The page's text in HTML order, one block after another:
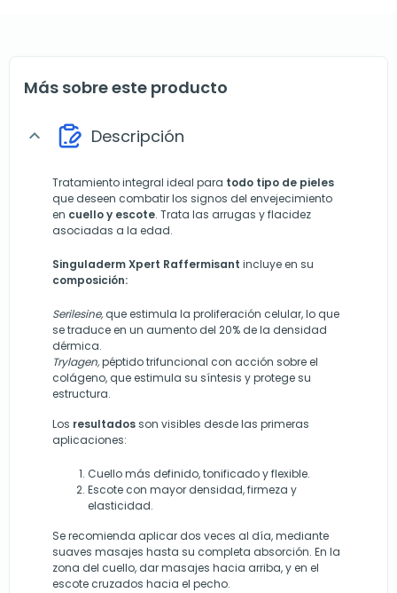
Más sobre este producto
expand_more Descripción
Tratamiento integral ideal para todo tipo de pieles
que deseen combatir los signos del envejecimiento
en cuello y escote. Trata las arrugas y flacidez
asociadas a la edad.
Singuladerm Xpert Raffermisant incluye en su
composición:
Serilesine,que estimula la proliferación celular, lo que
se traduce en un aumento del 20% de la densidad
dérmica.
Trylagen,péptido trifuncional con acción sobre el
colágeno, que estimula su síntesis y protege su
estructura.
Los resultadosson visibles desde las primeras
aplicaciones:
Cuello más definido, tonificado y flexible.
Escote con mayor densidad, firmeza y
elasticidad.
Se recomienda aplicar dos veces al día, mediante
suaves masajes hasta su completa absorción. En la
zona del cuello, dar masajes hacia arriba, y en el
escote cruzados hacia el pecho.